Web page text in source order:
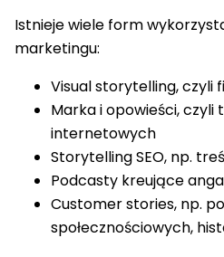
Istnieje wiele form
marketingu:
Visual storytelling, czyli
Marka i opowieści,
internetowych
Storytelling SEO, np.
Podcasty kreujące
Customer stories, np.
społecznościowych,